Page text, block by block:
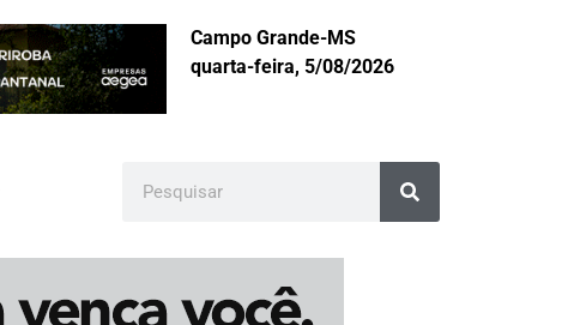
Campo Grande-MS
quarta-feira, 5/08/2026